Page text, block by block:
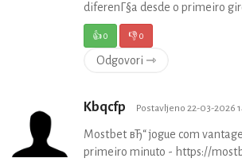
diferenГ§a desde o primeiro
👍0 👎0
Odgovori ⇾
Kbqcfp Postavljeno 22-03-2026
Mostbet вЂ“ jogue com
primeiro minuto - https://